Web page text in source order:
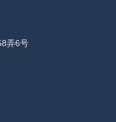
弄6号